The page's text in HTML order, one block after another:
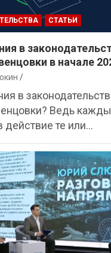
СТАТЬИ
в
в начале
в
Ведь
действие те или…